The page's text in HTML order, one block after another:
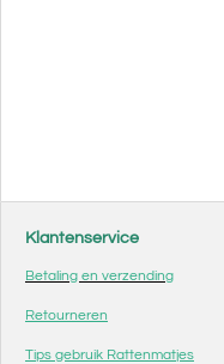
Klantenservice
Betaling en verzending
Retourneren
Tips gebruik Rattenmatjes